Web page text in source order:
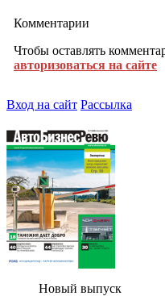
Комментарии
Чтобы оставлять
авторизоваться на сайте
Вход на сайт Рассылка
Новый выпуск